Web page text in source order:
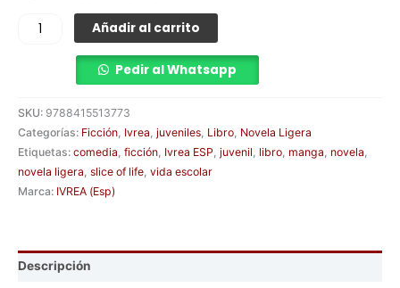
Añadir al carrito
Pedir al Whatsapp
SKU: 9788415513773
Categorías: Ficción Ivrea juveniles Libro Novela Ligera
Etiquetas: comedia ficción Ivrea ESP juvenil libro manga novela
novela ligera slice of life vida escolar
Marca: IVREA (Esp)
Descripción